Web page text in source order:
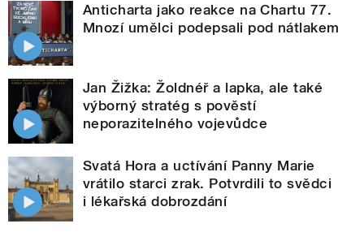
Anticharta jako reakce na Chartu 77.
Mnozí umělci podepsali pod nátlakem
Jan Žižka: Žoldnéř a lapka, ale také
výborný stratég s pověstí
neporazitelného vojevůdce
Svatá Hora a uctívání Panny Marie
vrátilo starci zrak. Potvrdili to svědci
i lékařská dobrozdání